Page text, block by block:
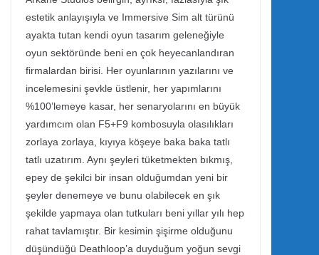
estetik anlayışıyla ve Immersive Sim alt türünü
ayakta tutan kendi oyun tasarım geleneğiyle
oyun sektöründe beni en çok heyecanlandıran
firmalardan birisi. Her oyunlarının yazılarını ve
incelemesini şevkle üstlenir, her yapımlarını
%100’lemeye kasar, her senaryolarını en büyük
yardımcım olan F5+F9 kombosuyla olasılıkları
zorlaya zorlaya, kıyıya köşeye baka baka tatlı
tatlı uzatırım. Aynı şeyleri tüketmekten bıkmış,
epey de şekilci bir insan olduğumdan yeni bir
şeyler denemeye ve bunu olabilecek en şık
şekilde yapmaya olan tutkuları beni yıllar yılı hep
rahat tavlamıştır. Bir kesimin şişirme olduğunu
düşündüğü Deathloop’a duyduğum yoğun sevgi